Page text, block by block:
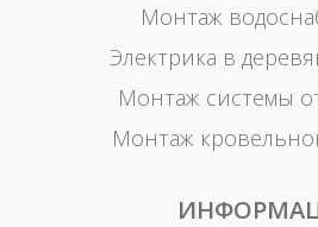
Монтаж
Электрика в
Монтаж системы
Монтаж